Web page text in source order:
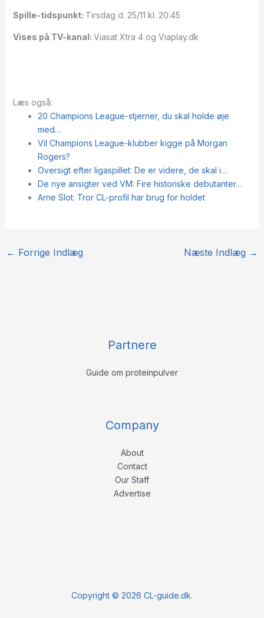
Spille-tidspunkt: Tirsdag d. 25/11 kl. 20:45
Vises på TV-kanal: Viasat Xtra 4 og Viaplay.dk
Læs også:
20 Champions League-stjerner, du skal holde øje
med…
Vil Champions League-klubber kigge på Morgan
Rogers?
Oversigt efter ligaspillet: De er videre, de skal i…
De nye ansigter ved VM: Fire historiske debutanter…
Arne Slot: Tror CL-profil har brug for holdet
← Forrige Indlæg Næste Indlæg →
Partnere
Guide om proteinpulver
Company
About
Contact
Our Staff
Advertise
Copyright © 2026 CL-guide.dk.